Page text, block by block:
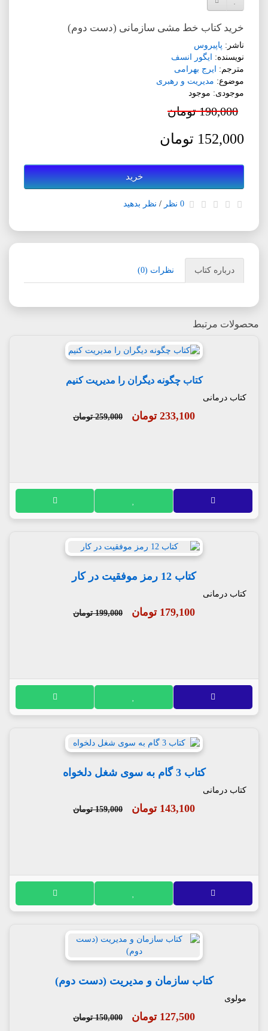
خرید کتاب خط مشی سازمانی (دست دوم)
ناشر: پاپیروس
نویسنده:
ایگور انسف
مترجم:
ایرج بهرامی
موضوع: مدیریت و رهبری
موجودی: موجود
190,000 تومان
152,000 تومان
خرید
0 نظر / نظر بدهید
درباره کتاب نظرات (0)
محصولات مرتبط
کتاب چگونه دیگران را مدیریت کنیم
کتاب درمانی
233,100 تومان 259,000 تومان
کتاب 12 رمز موفقیت در کار
کتاب درمانی
179,100 تومان 199,000 تومان
کتاب 3 گام به سوی شغل دلخواه
کتاب درمانی
143,100 تومان 159,000 تومان
کتاب سازمان و مدیریت (دست دوم)
مولوی
127,500 تومان 150,000 تومان